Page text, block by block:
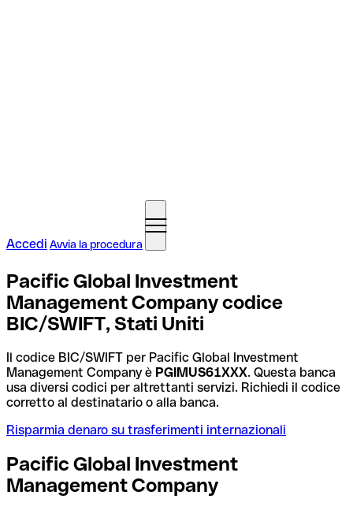
Accedi Avvia la procedura
Pacific Global Investment
Management Company codice
BIC/SWIFT, Stati Uniti
Il codice BIC/SWIFT per Pacific Global Investment
Management Company è PGIMUS61XXX. Questa banca
usa diversi codici per altrettanti servizi. Richiedi il codice
corretto al destinatario o alla banca.
Risparmia denaro su trasferimenti internazionali
Pacific Global Investment
Management Company